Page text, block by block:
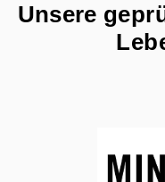
Unsere